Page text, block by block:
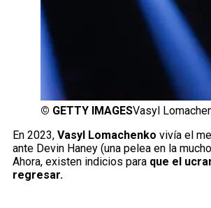
© GETTY IMAGESVasyl
En 2023, Vasyl Lomachenko vivía el
ante Devin Haney (una pelea en la
Ahora, existen indicios para que el
regresar.